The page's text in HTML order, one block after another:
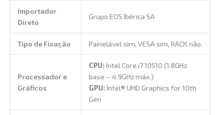
Importador
Direto
Grupo EOS Ibérica SA
Tipo de Fixação Painelável sim, VESA sim, RACK não.
Processador e
Gráficos
CPU:Intel Core i7 10510 (1.8GHz
base – 4.9GHz máx.)
GPU:Intel® UHD Graphics for 10th
Gen